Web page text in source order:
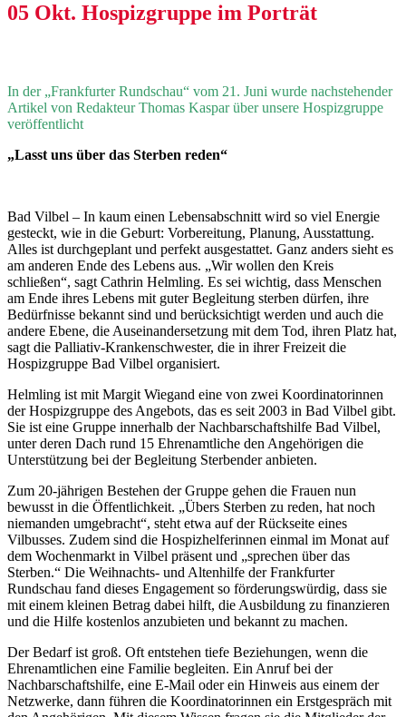
05 Okt. Hospizgruppe im Porträt
In der „Frankfurter Rundschau“ vom 21. Juni wurde nachstehender
Artikel von Redakteur Thomas Kaspar über unsere Hospizgruppe
veröffentlicht
„Lasst uns über das Sterben reden“
Bad Vilbel – In kaum einen Lebensabschnitt wird so viel Energie
gesteckt, wie in die Geburt: Vorbereitung, Planung, Ausstattung.
Alles ist durchgeplant und perfekt ausgestattet. Ganz anders sieht es
am anderen Ende des Lebens aus. „Wir wollen den Kreis
schließen“, sagt Cathrin Helmling. Es sei wichtig, dass Menschen
am Ende ihres Lebens mit guter Begleitung sterben dürfen, ihre
Bedürfnisse bekannt sind und berücksichtigt werden und auch die
andere Ebene, die Auseinandersetzung mit dem Tod, ihren Platz hat,
sagt die Palliativ-Krankenschwester, die in ihrer Freizeit die
Hospizgruppe Bad Vilbel organisiert.
Helmling ist mit Margit Wiegand eine von zwei Koordinatorinnen
der Hospizgruppe des Angebots, das es seit 2003 in Bad Vilbel gibt.
Sie ist eine Gruppe innerhalb der Nachbarschaftshilfe Bad Vilbel,
unter deren Dach rund 15 Ehrenamtliche den Angehörigen die
Unterstützung bei der Begleitung Sterbender anbieten.
Zum 20-jährigen Bestehen der Gruppe gehen die Frauen nun
bewusst in die Öffentlichkeit. „Übers Sterben zu reden, hat noch
niemanden umgebracht“, steht etwa auf der Rückseite eines
Vilbusses. Zudem sind die Hospizhelferinnen einmal im Monat auf
dem Wochenmarkt in Vilbel präsent und „sprechen über das
Sterben.“ Die Weihnachts- und Altenhilfe der Frankfurter
Rundschau fand dieses Engagement so förderungswürdig, dass sie
mit einem kleinen Betrag dabei hilft, die Ausbildung zu finanzieren
und die Hilfe kostenlos anzubieten und bekannt zu machen.
Der Bedarf ist groß. Oft entstehen tiefe Beziehungen, wenn die
Ehrenamtlichen eine Familie begleiten. Ein Anruf bei der
Nachbarschaftshilfe, eine E-Mail oder ein Hinweis aus einem der
Netzwerke, dann führen die Koordinatorinnen ein Erstgespräch mit